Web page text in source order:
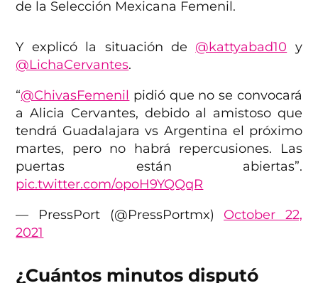
de la Selección Mexicana Femenil.
Y explicó la situación de @kattyabad10 y
@LichaCervantes.
“@ChivasFemenil pidió que no se convocará
a Alicia Cervantes, debido al amistoso que
tendrá Guadalajara vs Argentina el próximo
martes, pero no habrá repercusiones. Las
puertas están abiertas”.
pic.twitter.com/opoH9YQQqR
— PressPort (@PressPortmx) October 22,
2021
¿Cuántos minutos disputó